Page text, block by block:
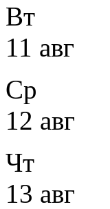
Вт
11 авг
Ср
12 авг
Чт
13 авг